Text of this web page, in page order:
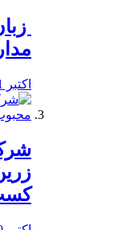
اکتبر 21, 2019